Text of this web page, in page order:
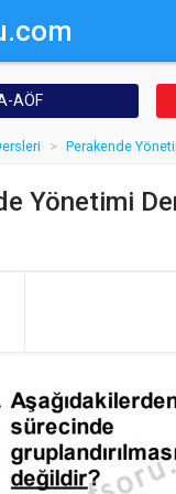
AÖF
Perakende
Yönetimi